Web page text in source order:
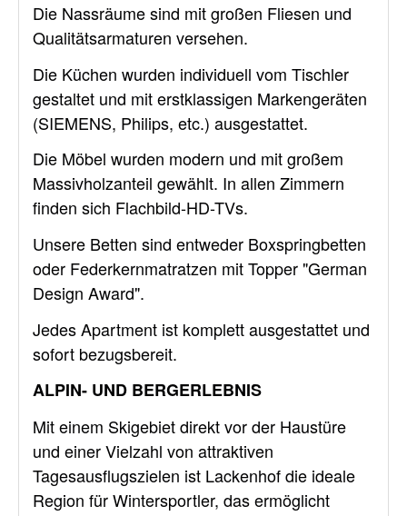
Die Nassräume sind mit großen Fliesen und
Qualitätsarmaturen versehen.
Die Küchen wurden individuell vom Tischler
gestaltet und mit erstklassigen Markengeräten
(SIEMENS, Philips, etc.) ausgestattet.
Die Möbel wurden modern und mit großem
Massivholzanteil gewählt. In allen Zimmern
finden sich Flachbild-HD-TVs.
Unsere Betten sind entweder Boxspringbetten
oder Federkernmatratzen mit Topper "German
Design Award".
Jedes Apartment ist komplett ausgestattet und
sofort bezugsbereit.
ALPIN- UND BERGERLEBNIS
Mit einem Skigebiet direkt vor der Haustüre
und einer Vielzahl von attraktiven
Tagesausflugszielen ist Lackenhof die ideale
Region für Wintersportler, das ermöglicht